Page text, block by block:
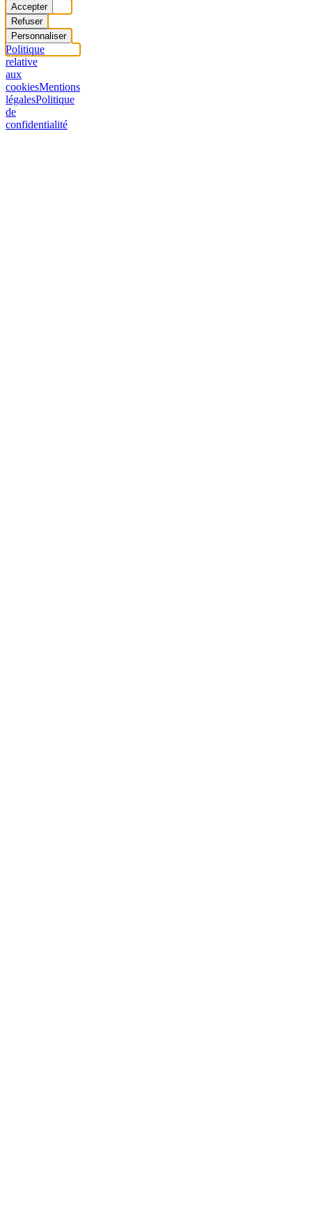
Accepter
Refuser
Personnaliser
Politique
relative
aux
cookiesMentions
légalesPolitique
de
confidentialité